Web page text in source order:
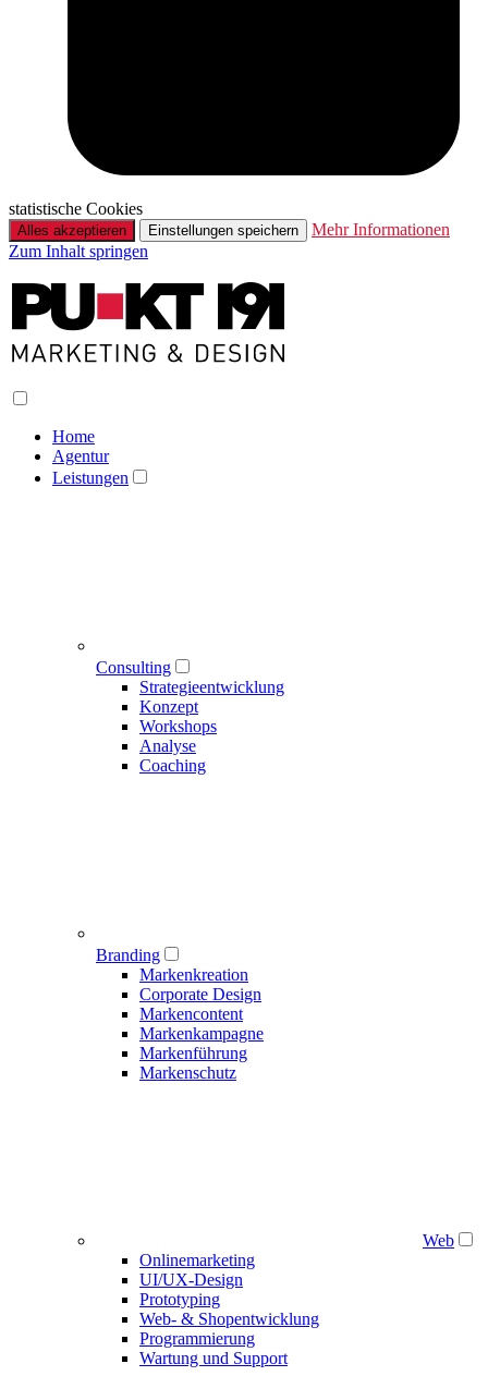
statistische Cookies
Alles akzeptieren Einstellungen speichern
Mehr Informationen
Zum Inhalt springen
Home
Agentur
Leistungen
Consulting
Strategieentwicklung
Konzept
Workshops
Analyse
Coaching
Branding
Markenkreation
Corporate Design
Markencontent
Markenkampagne
Markenführung
Markenschutz
Web
Onlinemarketing
UI/UX-Design
Prototyping
Web- & Shopentwicklung
Programmierung
Wartung und Support